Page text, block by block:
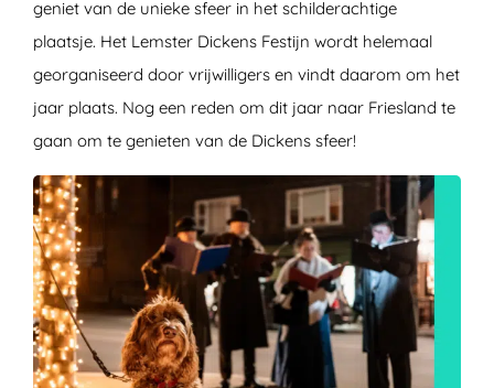
geniet van de unieke sfeer in het schilderachtige
plaatsje. Het Lemster Dickens Festijn wordt helemaal
georganiseerd door vrijwilligers en vindt daarom om het
jaar plaats. Nog een reden om dit jaar naar Friesland te
gaan om te genieten van de Dickens sfeer!